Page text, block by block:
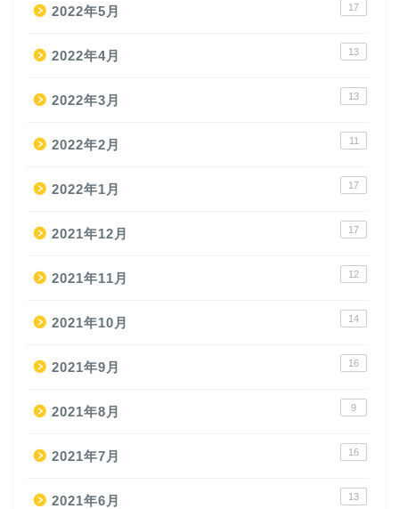
2022年5月 17
2022年4月 13
2022年3月 13
2022年2月 11
2022年1月 17
2021年12月 17
2021年11月 12
2021年10月 14
2021年9月 16
2021年8月 9
2021年7月 16
2021年6月 13